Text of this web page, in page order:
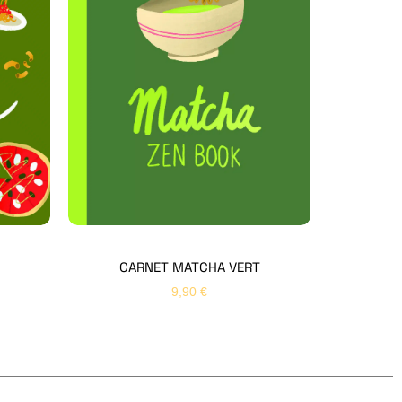
CARNET MATCHA VERT
9,90 €
Hello Editions
Nous revenons vers vous rapidement
Bonjour 👋
Nom* Prénom*